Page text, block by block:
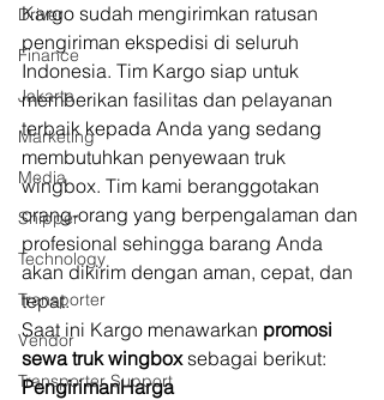
Driver
Finance
Jakarta
Marketing
Media
Shipper
Technology
Transporter
Vendor
Transporter Support
Kargo sudah mengirimkan ratusan
pengiriman ekspedisi di seluruh
Indonesia. Tim Kargo siap untuk
memberikan fasilitas dan pelayanan
terbaik kepada Anda yang sedang
membutuhkan penyewaan truk
wingbox. Tim kami beranggotakan
orang-orang yang berpengalaman dan
profesional sehingga barang Anda
akan dikirim dengan aman, cepat, dan
tepat.
Saat ini Kargo menawarkan promosi
sewa truk wingbox sebagai berikut:
PengirimanHarga